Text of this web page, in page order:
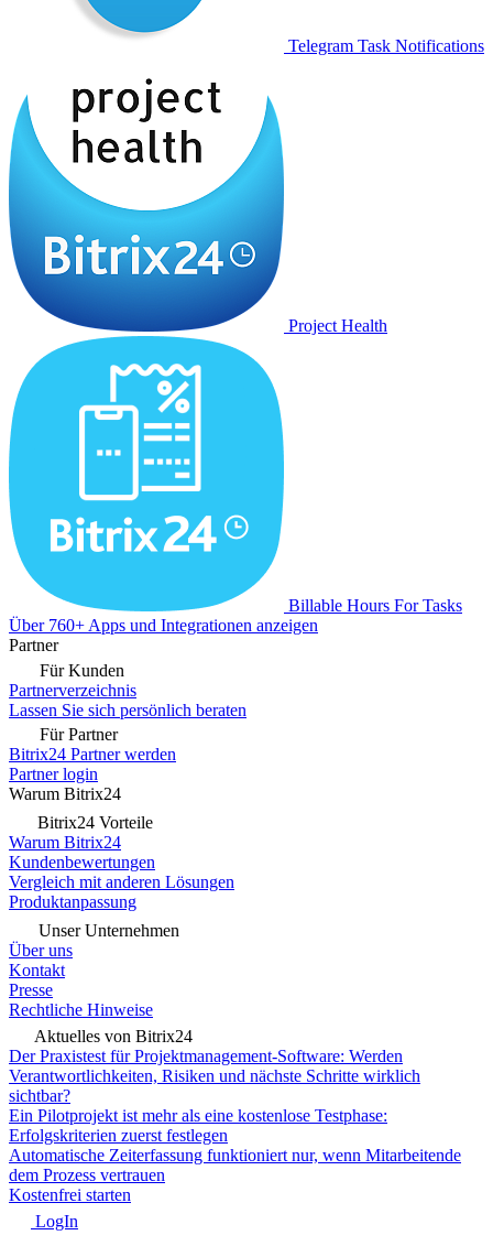
Telegram Task Notifications
Project Health
Billable Hours For Tasks
Über 760+ Apps und Integrationen anzeigen
Partner
Für Kunden
Partnerverzeichnis
Lassen Sie sich persönlich beraten
Für Partner
Bitrix24 Partner werden
Partner login
Warum Bitrix24
Bitrix24 Vorteile
Warum Bitrix24
Kundenbewertungen
Vergleich mit anderen Lösungen
Produktanpassung
Unser Unternehmen
Über uns
Kontakt
Presse
Rechtliche Hinweise
Aktuelles von Bitrix24
Der Praxistest für Projektmanagement-Software: Werden
Verantwortlichkeiten, Risiken und nächste Schritte wirklich
sichtbar?
Ein Pilotprojekt ist mehr als eine kostenlose Testphase:
Erfolgskriterien zuerst festlegen
Automatische Zeiterfassung funktioniert nur, wenn Mitarbeitende
dem Prozess vertrauen
Kostenfrei starten
LogIn